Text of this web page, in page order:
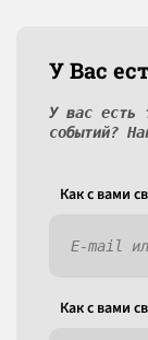
У Вас
У вас есть
событий?
Как c вами
Как c вами